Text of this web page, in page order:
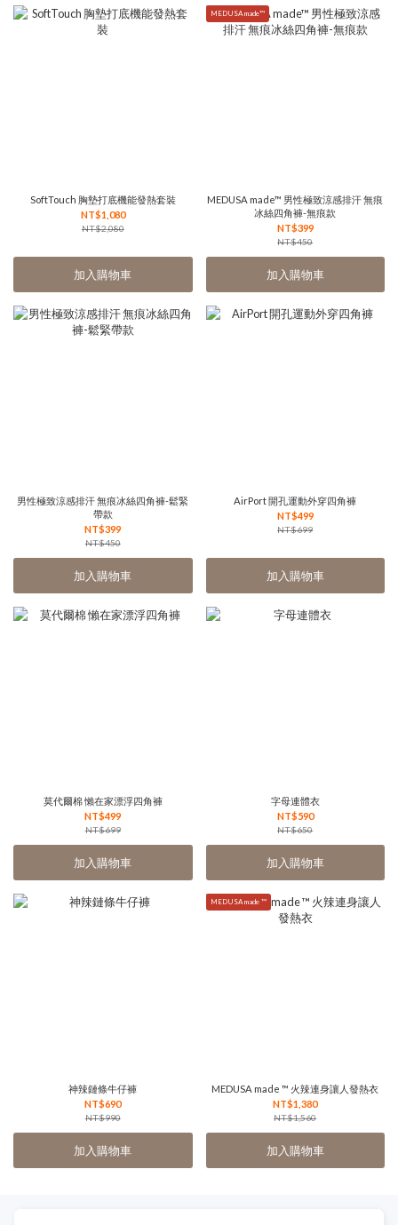
SoftTouch 胸墊打底機能發熱套裝
NT$1,080
NT$2,080
加入購物車
MEDUSA made™
MEDUSA made™ 男性極致涼感排汗 無痕
冰絲四角褲-無痕款
NT$399
NT$450
加入購物車
男性極致涼感排汗 無痕冰絲四角褲-鬆緊
帶款
NT$399
NT$450
加入購物車
AirPort 開孔運動外穿四角褲
NT$499
NT$699
加入購物車
莫代爾棉 懶在家漂浮四角褲
NT$499
NT$699
加入購物車
字母連體衣
NT$590
NT$650
加入購物車
神辣鏈條牛仔褲
NT$690
NT$990
加入購物車
MEDUSA made ™
MEDUSA made ™ 火辣連身讓人發熱衣
NT$1,380
NT$1,560
加入購物車